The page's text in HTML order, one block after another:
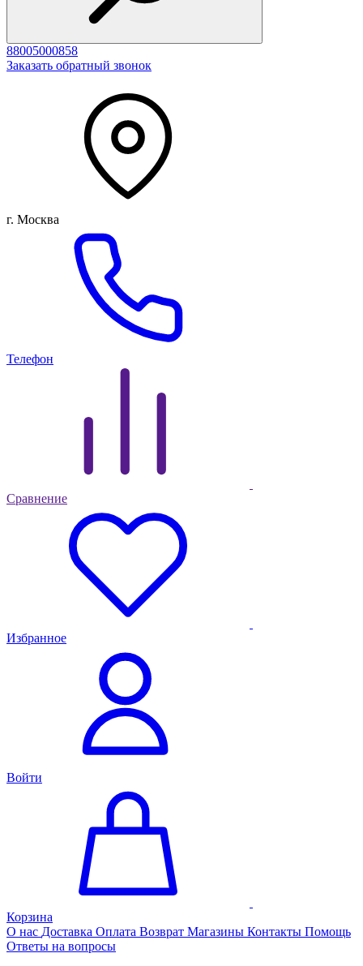
88005000858
Заказать обратный звонок
г. Москва
Телефон
Сравнение
Избранное
Войти
Корзина
О нас Доставка Оплата Возврат Магазины Контакты Помощь
Ответы на вопросы